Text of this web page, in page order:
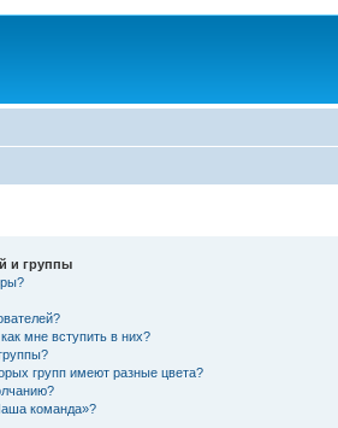
и группы
мне вступить в них?
групп имеют разные цвета?
команда»?